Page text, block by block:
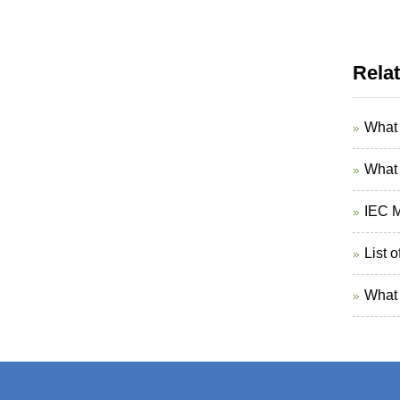
IEC
List